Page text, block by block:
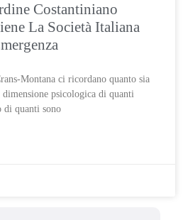
Costantiniano
La Società Italiana
Montana ci ricordano quanto sia
dimensione psicologica di quanti
di quanti sono